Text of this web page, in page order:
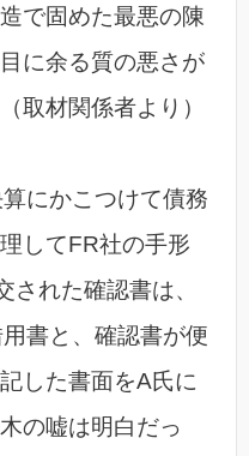
で固めた最悪の陳
に余る質の悪さが
取材関係者より）
にかこつけて債務
してFR社の手形
された確認書は、
書と、確認書が便
した書面をA氏に
の嘘は明白だっ